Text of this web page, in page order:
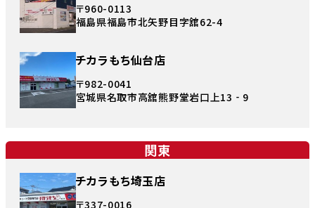
〒960-0113
福島県福島市北矢野目字舘62-4
チカラもち仙台店
〒982-0041
宮城県名取市高舘熊野堂岩口上13‐9
関東
チカラもち埼玉店
〒337-0016